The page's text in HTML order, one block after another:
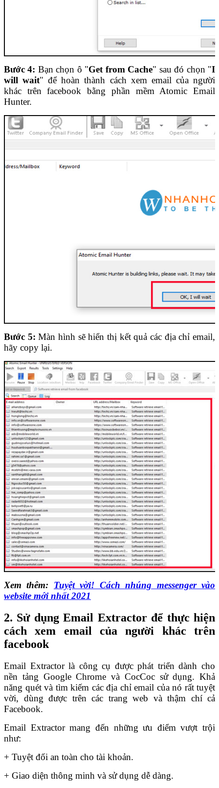
Bước 4: Bạn chọn ô "Get from Cache" sau đó chọn "I
will wait" để hoàn thành cách xem email của người
khác trên facebook bằng phần mềm Atomic Email
Hunter.
Bước 5:Màn hình sẽ hiển thị kết quả các địa chỉ email,
hãy copy lại.
Xem thêm:
Tuyệt vời! Cách nhúng messenger vào
website mới nhất 2021
2. Sử dụng Email Extractor để thực hiện
cách xem email của người khác trên
facebook
Email Extractor là công cụ được phát triển dành cho
nền tảng Google Chrome và CocCoc sử dụng. Khả
năng quét và tìm kiếm các địa chỉ email của nó rất tuyệt
vời, dùng được trên các trang web và thậm chí cả
Facebook.
Email Extractor mang đến những ưu điểm vượt trội
như:
+ Tuyệt đối an toàn cho tài khoản.
+ Giao diện thông minh và sử dụng dễ dàng.